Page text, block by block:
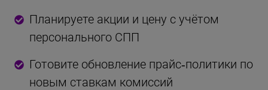
Планируете акции и цену с учётом
персонального СПП
Готовите обновление прайс‑политики по
новым ставкам комиссий